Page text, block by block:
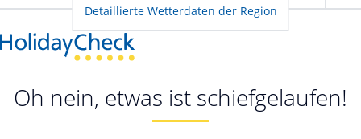
Detaillierte Wetterdaten der Region
Oh nein, etwas ist schiefgelaufen!